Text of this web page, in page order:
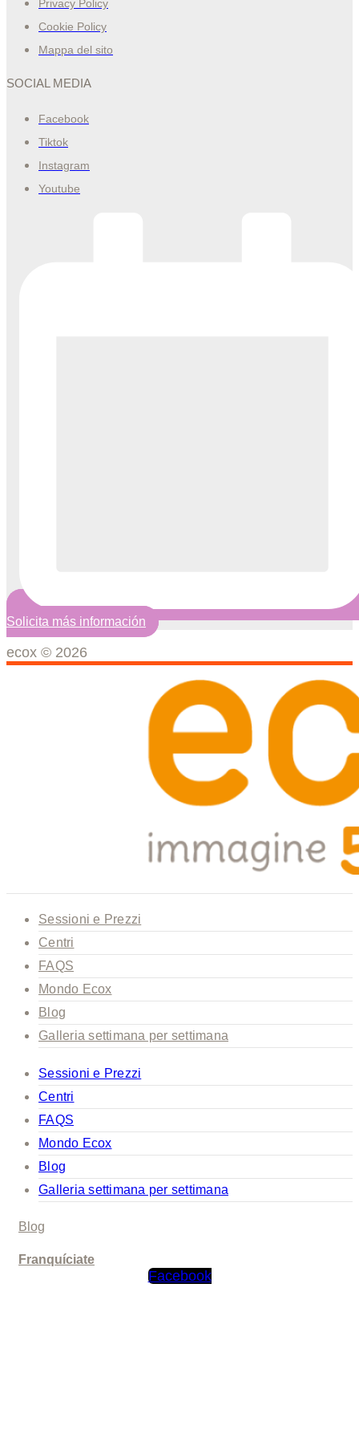
Privacy Policy
Cookie Policy
Mappa del sito
SOCIAL MEDIA
Facebook
Tiktok
Instagram
Youtube
Solicita más información
ecox © 2026
Sessioni e Prezzi
Centri
FAQS
Mondo Ecox
Blog
Galleria settimana per settimana
Sessioni e Prezzi
Centri
FAQS
Mondo Ecox
Blog
Galleria settimana per settimana
Blog
Franquíciate
Facebook